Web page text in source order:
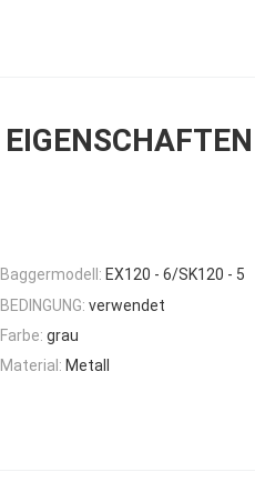
EIGENSCHAFTEN
Baggermodell: EX120 - 6/SK120 - 5
BEDINGUNG: verwendet
Farbe: grau
Material: Metall